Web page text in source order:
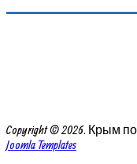
Copyright © 2026. Крым
Joomla Templates